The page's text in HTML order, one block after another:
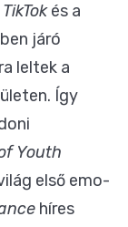
TikTokés a
járó
leltek a
Így
Youth
első emo-
híres